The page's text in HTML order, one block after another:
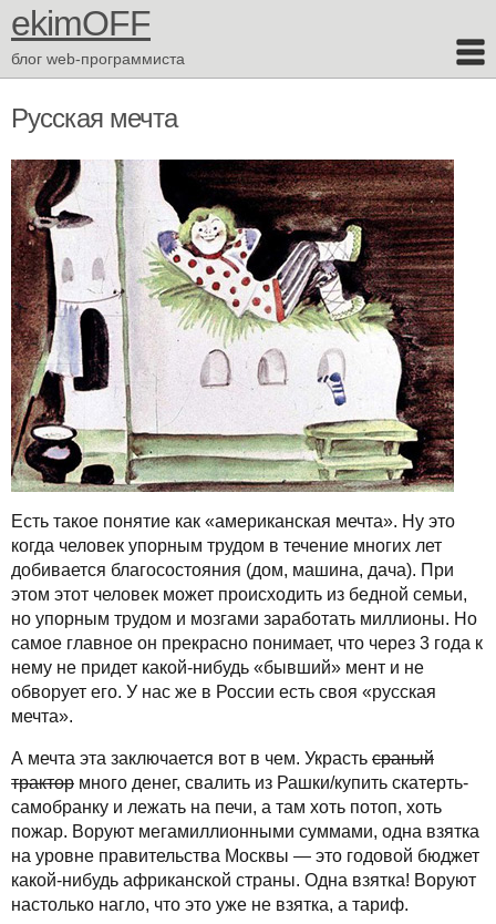
ekimOFF
блог web-программиста
Русская мечта
Есть такое понятие как «американская мечта». Ну это
когда человек упорным трудом в течение многих лет
добивается благосостояния (дом, машина, дача). При
этом этот человек может происходить из бедной семьи,
но упорным трудом и мозгами заработать миллионы. Но
самое главное он прекрасно понимает, что через 3 года к
нему не придет какой-нибудь «бывший» мент и не
обворует его. У нас же в России есть своя «русская
мечта».
А мечта эта заключается вот в чем. Украсть сраный
трактор много денег, свалить из Рашки/купить скатерть-
самобранку и лежать на печи, а там хоть потоп, хоть
пожар. Воруют мегамиллионными суммами, одна взятка
на уровне правительства Москвы — это годовой бюджет
какой-нибудь африканской страны. Одна взятка! Воруют
настолько нагло, что это уже не взятка, а тариф.